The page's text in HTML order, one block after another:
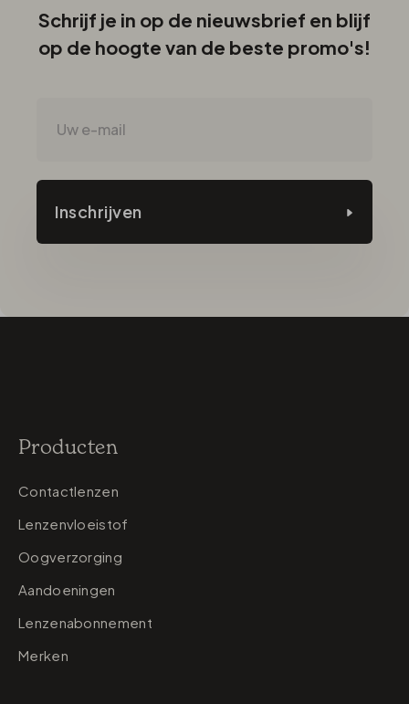
Schrijf je in op de nieuwsbrief en blijf
op de hoogte van de beste promo's!
Inschrijven
Producten
Contactlenzen
Lenzenvloeistof
Oogverzorging
Aandoeningen
Lenzenabonnement
Merken